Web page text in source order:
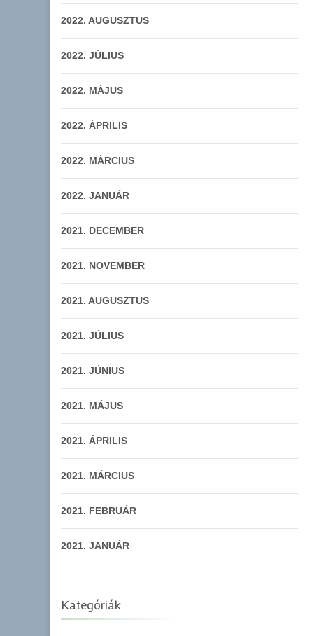
2022. AUGUSZTUS
2022. JÚLIUS
2022. MÁJUS
2022. ÁPRILIS
2022. MÁRCIUS
2022. JANUÁR
2021. DECEMBER
2021. NOVEMBER
2021. AUGUSZTUS
2021. JÚLIUS
2021. JÚNIUS
2021. MÁJUS
2021. ÁPRILIS
2021. MÁRCIUS
2021. FEBRUÁR
2021. JANUÁR
Kategóriák